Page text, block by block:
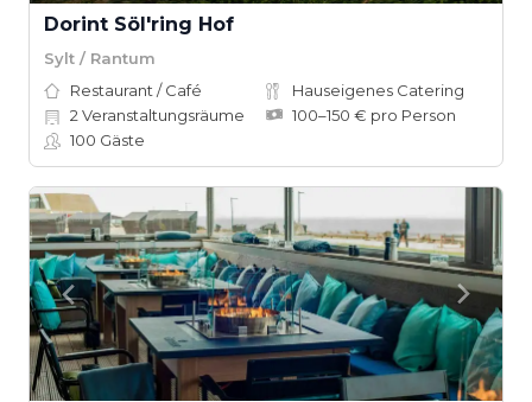
Dorint Söl'ring Hof
Sylt / Rantum
Restaurant / Café
Hauseigenes Catering
2 Veranstaltungsräume
100–150 € pro Person
100 Gäste